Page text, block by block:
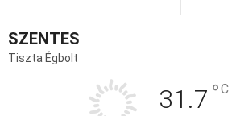
SZENTES
Tiszta Égbolt
31.7 °C